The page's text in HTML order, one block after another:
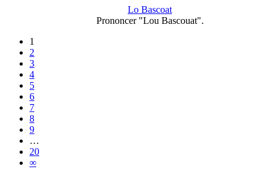
Lo Bascoat
Prononcer "Lou Bascouat".
1
2
3
4
5
6
7
8
9
…
20
∞